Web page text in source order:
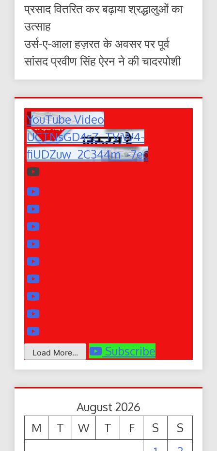
प्रसाद वितरित कर बढ़ाया श्रद्धालुओं का
उत्साह
उर्स-ए-आला हज़रत के अवसर पर पूर्व
सांसद प्रवीण सिंह ऐरन ने की चादरपोशी
YouTube Video
UCTNsGD4sZ_TVjW4-
fiUDZuw_2C344m_-7ec
Load More... Subscribe
August 2026
M
T W T F S
S